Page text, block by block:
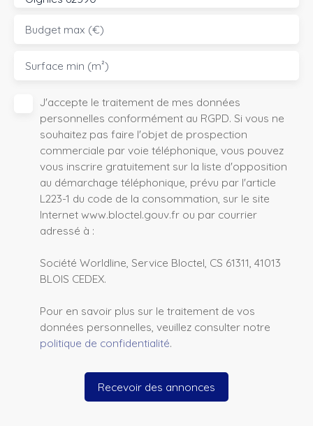
Budget max (€)
Surface min (m²)
J'accepte le traitement de mes données
personnelles conformément au RGPD. Si vous ne
souhaitez pas faire l'objet de prospection
commerciale par voie téléphonique, vous pouvez
vous inscrire gratuitement sur la liste d'opposition
au démarchage téléphonique, prévu par l'article
L223-1 du code de la consommation, sur le site
Internet www.bloctel.gouv.fr ou par courrier
adressé à :
Société Worldline, Service Bloctel, CS 61311, 41013
BLOIS CEDEX.
Pour en savoir plus sur le traitement de vos
données personnelles, veuillez consulter notre
politique de confidentialité.
Recevoir des annonces